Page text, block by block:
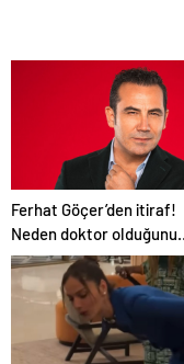
Ferhat Göçer’den itiraf!
Neden doktor olduğunu
açıkladı